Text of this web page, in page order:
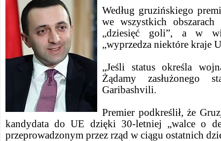
Według gruzińskiego
we wszystkich
„dziesięć goli”, a w
„wyprzedza niektóre kraje
„Jeśli status określa
Żądamy zasłużonego
Garibashvili.
Premier podkreślił, że
kandydata do UE dzięki 30-letniej „walce o
przeprowadzonym przez rząd w ciągu ostatnich